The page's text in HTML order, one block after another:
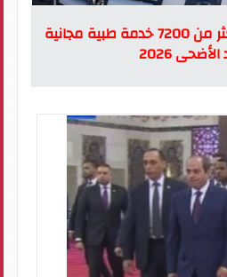
وزارة الصحة قدمت أكثر من 7200 خدمة طبية مجانية